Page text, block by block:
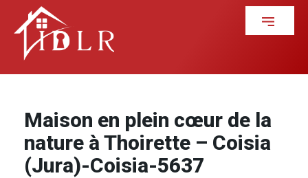
Maison en plein cœur de la
nature à Thoirette – Coisia
(Jura)-Coisia-5637